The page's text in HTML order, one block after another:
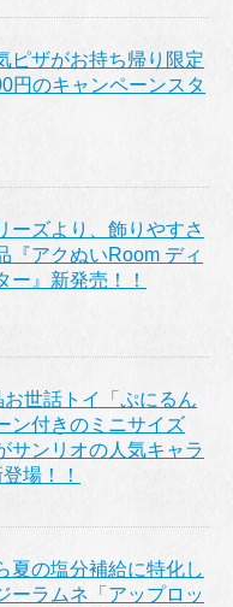
ピザがお持ち帰り限定
円のキャンペーンスタ
ーズより、飾りやすさ
『アクぬいRoom ディ
ー』新発売！！
お世話トイ「ぷにるん
ン付きのミニサイズ
サンリオの人気キャラ
場！！
夏の塩分補給に特化し
ーラムネ「アップロッ